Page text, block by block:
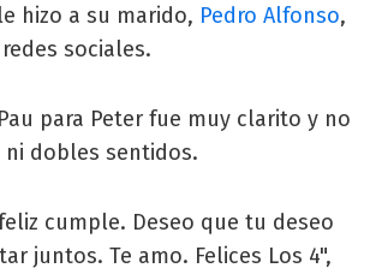
hizo a su marido, Pedro Alfonso,
sociales.
para Peter fue muy clarito y no
ni dobles sentidos.
cumple. Deseo que tu deseo
juntos. Te amo. Felices Los 4",